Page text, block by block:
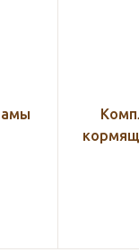
и
Боди с